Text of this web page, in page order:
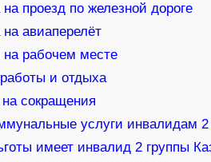
проезд по железной дороге
авиаперелёт
на рабочем месте
и отдыха
на сокращения
услуги инвалидам 2
имеет инвалид 2 группы